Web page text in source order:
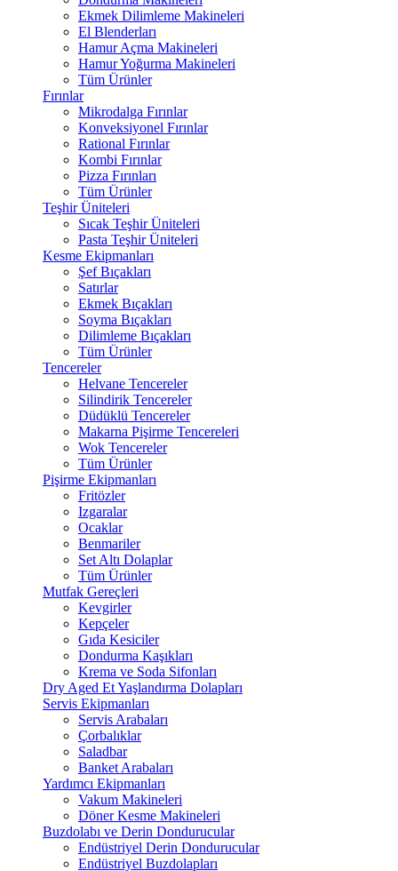
Ekmek Dilimleme Makineleri
El Blenderları
Hamur Açma Makineleri
Hamur Yoğurma Makineleri
Tüm Ürünler
Fırınlar
Mikrodalga Fırınlar
Konveksiyonel Fırınlar
Rational Fırınlar
Kombi Fırınlar
Pizza Fırınları
Tüm Ürünler
Teşhir Üniteleri
Sıcak Teşhir Üniteleri
Pasta Teşhir Üniteleri
Kesme Ekipmanları
Şef Bıçakları
Satırlar
Ekmek Bıçakları
Soyma Bıçakları
Dilimleme Bıçakları
Tüm Ürünler
Tencereler
Helvane Tencereler
Silindirik Tencereler
Düdüklü Tencereler
Makarna Pişirme Tencereleri
Wok Tencereler
Tüm Ürünler
Pişirme Ekipmanları
Fritözler
Izgaralar
Ocaklar
Benmariler
Set Altı Dolaplar
Tüm Ürünler
Mutfak Gereçleri
Kevgirler
Kepçeler
Gıda Kesiciler
Dondurma Kaşıkları
Krema ve Soda Sifonları
Dry Aged Et Yaşlandırma Dolapları
Servis Ekipmanları
Servis Arabaları
Çorbalıklar
Saladbar
Banket Arabaları
Yardımcı Ekipmanları
Vakum Makineleri
Döner Kesme Makineleri
Buzdolabı ve Derin Dondurucular
Endüstriyel Derin Dondurucular
Endüstriyel Buzdolapları